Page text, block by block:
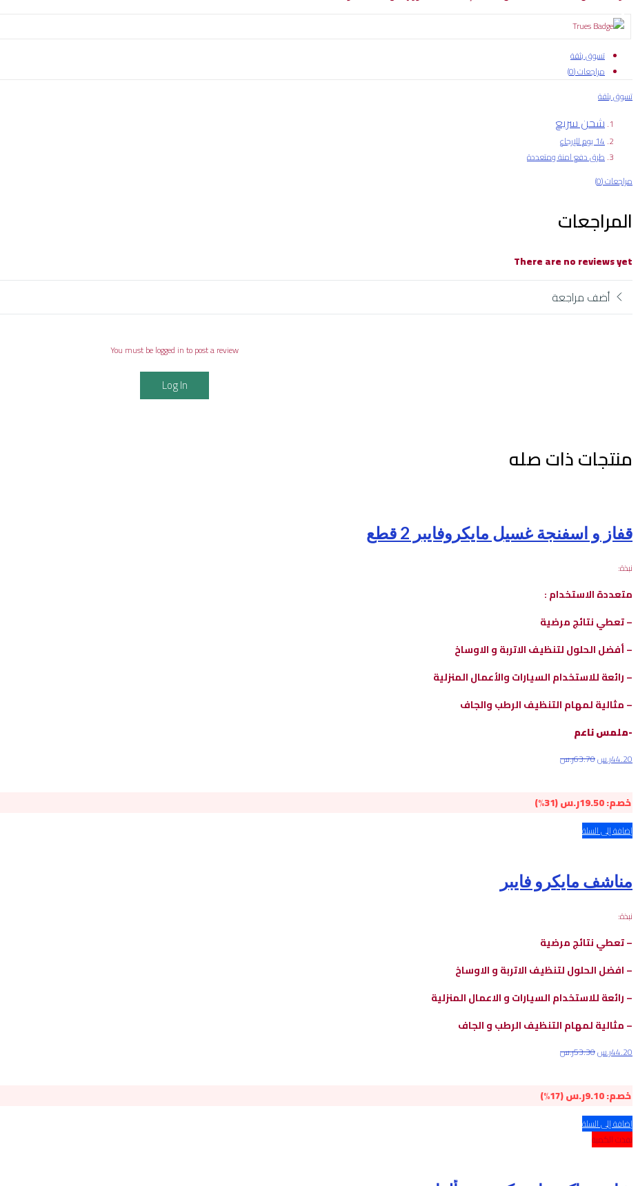
تسوق بثقة
مراجعات (0)
تسوق بثقة
شحن سريع
14 يوم للإرجاع
طرق دفع امنة ومتعددة
مراجعات (0)
المراجعات
There are no reviews yet
أضف مراجعة
You must be logged in to post a review
Log In
منتجات ذات صله
قفاز و اسفنجة غسيل مايكروفايبر 2 قطع
نبذة:
متعددة الاستخدام :
– تعطي نتائج مرضية
– أفضل الحلول لتنظيف الاتربة و الاوساخ
– رائعة للاستخدام السيارات والأعمال المنزلية
– مثالية لمهام التنظيف الرطب والجاف
-ملمس ناعم
44.20ر.س63.70ر.س
خصم:19.50ر.س(31%)
إضافة إلى السلة
مناشف مايكرو فايبر
نبذة:
– تعطي نتائج مرضية
– افضل الحلول لتنظيف الاتربة و الاوساخ
– رائعة للاستخدام السيارات و الاعمال المنزلية
– مثالية لمهام التنظيف الرطب و الجاف
44.20ر.س53.30ر.س
خصم:9.10ر.س(17%)
إضافة إلى السلة
نفذت الكمية